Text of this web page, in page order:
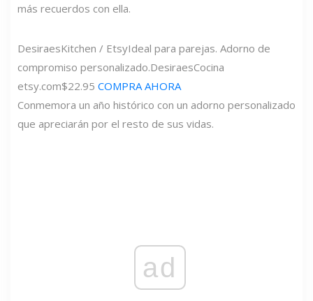
más recuerdos con ella.
DesiraesKitchen / EtsyIdeal para parejas. Adorno de
compromiso personalizado.DesiraesCocina
etsy.com$22.95 COMPRA AHORA
Conmemora un año histórico con un adorno personalizado
que apreciarán por el resto de sus vidas.
ad